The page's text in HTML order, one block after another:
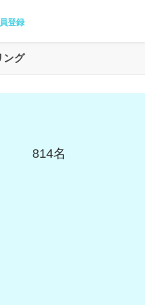
登録
ング
814名